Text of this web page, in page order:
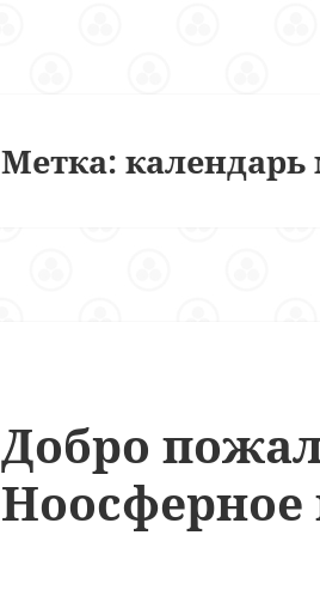
Метка:
Добро